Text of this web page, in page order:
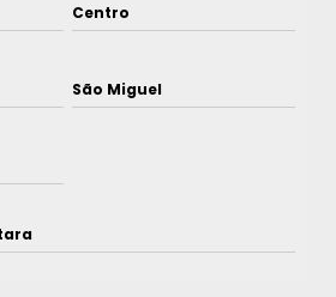
Centro
São Miguel